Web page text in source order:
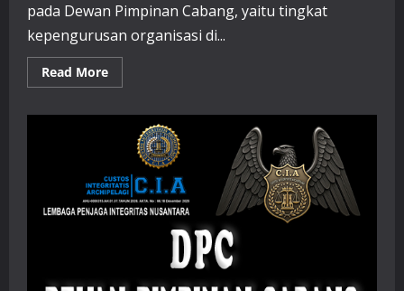
pada Dewan Pimpinan Cabang, yaitu tingkat
kepengurusan organisasi di...
Read MoreRead
more
Dewan
Pimpinan
Cabang
)/Branch
Leadership
Council
Kabupaten